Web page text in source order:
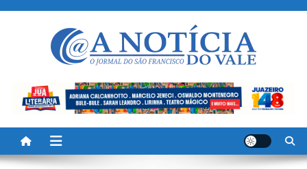
A Noticia Do Vale